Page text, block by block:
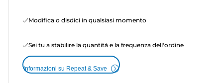
Modifica o disdici in qualsiasi momento
Sei tu a stabilire la quantità e la frequenza dell'ordine
Informazioni su Repeat & Save